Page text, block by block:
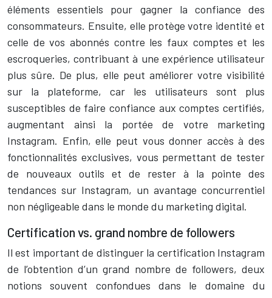
éléments essentiels pour gagner la confiance des
consommateurs. Ensuite, elle protège votre identité et
celle de vos abonnés contre les faux comptes et les
escroqueries, contribuant à une expérience utilisateur
plus sûre. De plus, elle peut améliorer votre visibilité
sur la plateforme, car les utilisateurs sont plus
susceptibles de faire confiance aux comptes certifiés,
augmentant ainsi la portée de votre marketing
Instagram. Enfin, elle peut vous donner accès à des
fonctionnalités exclusives, vous permettant de tester
de nouveaux outils et de rester à la pointe des
tendances sur Instagram, un avantage concurrentiel
non négligeable dans le monde du marketing digital.
Certification vs. grand nombre de followers
Il est important de distinguer la certification Instagram
de l’obtention d’un grand nombre de followers, deux
notions souvent confondues dans le domaine du